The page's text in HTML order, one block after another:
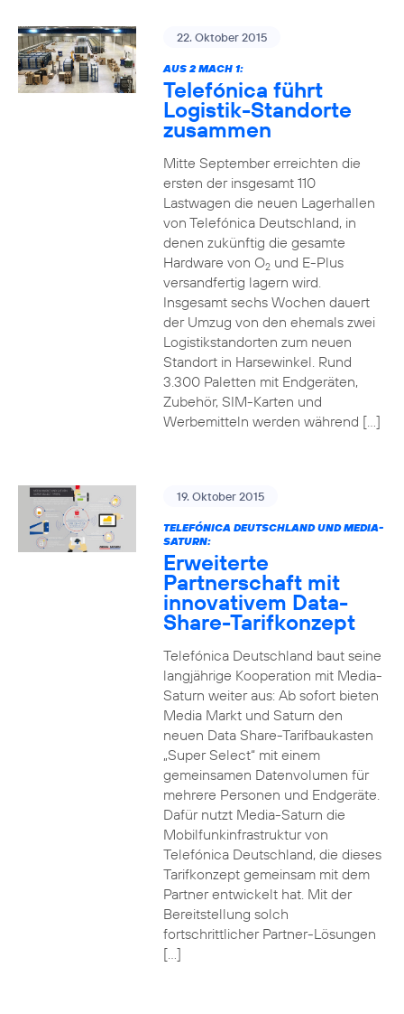
22. Oktober 2015
AUS 2 MACH 1:
Telefónica führt
Logistik-Standorte
zusammen
Mitte September erreichten die
ersten der insgesamt 110
Lastwagen die neuen Lagerhallen
von Telefónica Deutschland, in
denen zukünftig die gesamte
Hardware von O2und E-Plus
versandfertig lagern wird.
Insgesamt sechs Wochen dauert
der Umzug von den ehemals zwei
Logistikstandorten zum neuen
Standort in Harsewinkel. Rund
3.300 Paletten mit Endgeräten,
Zubehör, SIM-Karten und
Werbemitteln werden während […]
19. Oktober 2015
TELEFÓNICA DEUTSCHLAND UND MEDIA-
SATURN:
Erweiterte
Partnerschaft mit
innovativem Data-
Share-Tarifkonzept
Telefónica Deutschland baut seine
langjährige Kooperation mit Media-
Saturn weiter aus: Ab sofort bieten
Media Markt und Saturn den
neuen Data Share-Tarifbaukasten
„Super Select“ mit einem
gemeinsamen Datenvolumen für
mehrere Personen und Endgeräte.
Dafür nutzt Media-Saturn die
Mobilfunkinfrastruktur von
Telefónica Deutschland, die dieses
Tarifkonzept gemeinsam mit dem
Partner entwickelt hat. Mit der
Bereitstellung solch
fortschrittlicher Partner-Lösungen
[…]